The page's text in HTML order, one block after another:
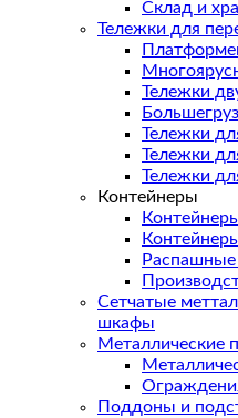
Склад и
Тележки для
Тележки
Тележки
Тележки
Тележки
Контейнеры
Сетчатые
шкафы
Металлические
Поддоны и